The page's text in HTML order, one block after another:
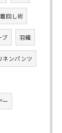
着回し術
ブ 羽織
ネンパンツ
ー